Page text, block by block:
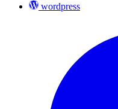
wordpress